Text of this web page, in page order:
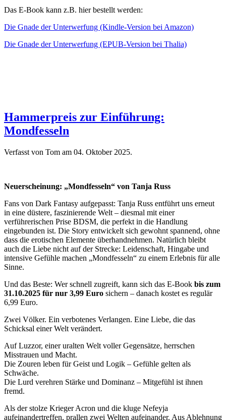
Das E-Book kann z.B. hier bestellt werden:
Die Gnade der Unterwerfung (Kindle-Version bei Amazon)
Die Gnade der Unterwerfung (EPUB-Version bei Thalia)
Hammerpreis zur Einführung:
Mondfesseln
Verfasst von Tom am 04. Oktober 2025.
Neuerscheinung: „Mondfesseln“ von Tanja Russ
Fans von Dark Fantasy aufgepasst: Tanja Russ entführt uns erneut
in eine düstere, faszinierende Welt – diesmal mit einer
verführerischen Prise BDSM, die perfekt in die Handlung
eingebunden ist. Die Story entwickelt sich gewohnt spannend, ohne
dass die erotischen Elemente überhandnehmen. Natürlich bleibt
auch die Liebe nicht auf der Strecke: Leidenschaft, Hingabe und
intensive Gefühle machen „Mondfesseln“ zu einem Erlebnis für alle
Sinne.
Und das Beste: Wer schnell zugreift, kann sich das E-Book bis zum
31.10.2025 für nur 3,99 Euro sichern – danach kostet es regulär
6,99 Euro.
Zwei Völker. Ein verbotenes Verlangen. Eine Liebe, die das
Schicksal einer Welt verändert.
Auf Luzzor, einer uralten Welt voller Gegensätze, herrschen
Misstrauen und Macht.
Die Zouren leben für Geist und Logik – Gefühle gelten als
Schwäche.
Die Lurd verehren Stärke und Dominanz – Mitgefühl ist ihnen
fremd.
Als der stolze Krieger Acron und die kluge Nefeyja
aufeinandertreffen, prallen zwei Welten aufeinander. Aus Ablehnung